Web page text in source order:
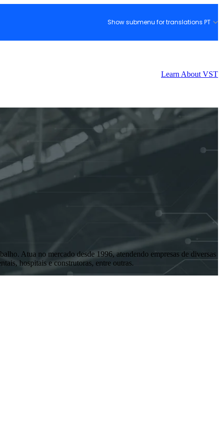
Show submenu for translations PT
Learn About VST
Atua no mercado desde 1996, atendendo empresas de diversas
hospitais e construtoras, entre outras.